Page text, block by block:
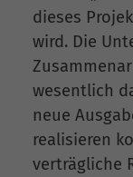
dieses
wird. Die
wesentlich
neue
realisieren
verträgliche